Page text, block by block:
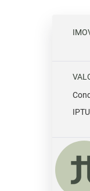
IPTU